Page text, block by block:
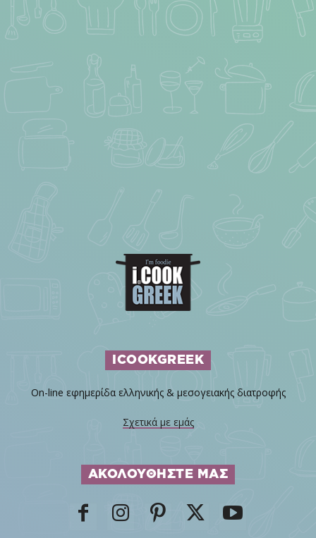
ICOOKGREEK
On-line εφημερίδα ελληνικής & μεσογειακής διατροφής
Σχετικά με εμάς
ΑΚΟΛΟΥΘΗΣΤΕ ΜΑΣ